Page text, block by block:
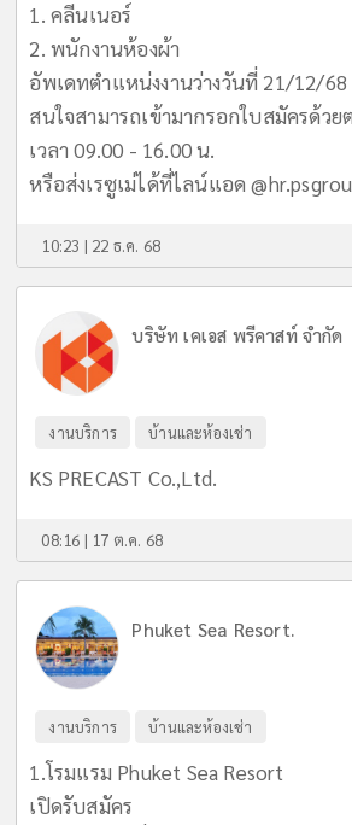
1. คลีนเนอร์
2. พนักงานห้องผ้า
อัพเดทตำแหน่งงานว่างวันที่ 21/12/68
สนใจสามารถเข้ามากรอกใบสมัครด้วย
เวลา 09.00 - 16.00 น.
หรือส่งเรซูเม่ได้ที่ไลน์แอด
10:23 | 22 ธ.ค. 68
บริษัท เคเอส พรีคาสท์ จำกัด
งานบริการ บ้านและห้องเช่า
KS PRECAST Co.,Ltd.
08:16 | 17 ต.ค. 68
Phuket Sea Resort.
งานบริการ บ้านและห้องเช่า
1.โรมแรม Phuket Sea Resort
เปิดรับสมัคร